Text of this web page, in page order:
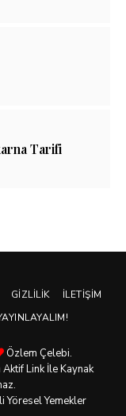
Tarifi
GIZLILIK
İLETIŞIM
Özlem Çelebi.
Link İle Kaynak
Yöresel Yemekler